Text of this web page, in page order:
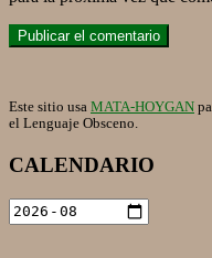
Este sitio usa MATA-HOYGAN
el Lenguaje Obsceno.
CALENDARIO